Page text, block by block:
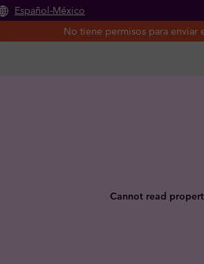
Saltar al contenido principal
Español-México
No tiene permisos para enviar
Cannot read